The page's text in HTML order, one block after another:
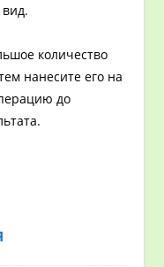
количество
нанесите его на
до